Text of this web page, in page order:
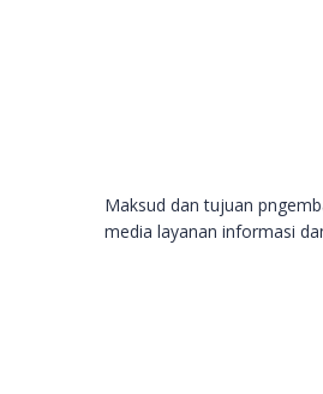
Maksud dan tujuan
media layanan informasi